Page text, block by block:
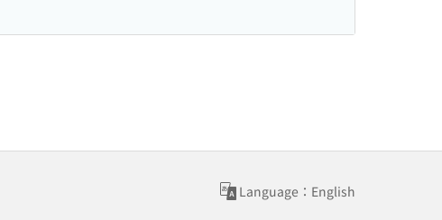
Language：English